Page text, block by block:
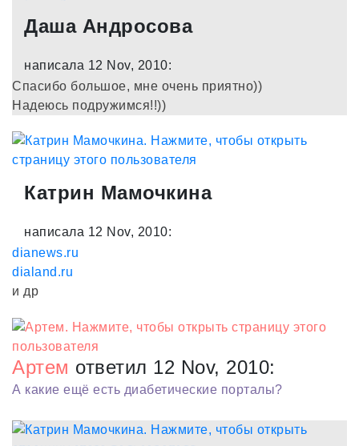
Даша Андросова
написала 12 Nov, 2010:
Спасибо большое, мне очень приятно))
Надеюсь подружимся!!))
Катрин Мамочкина
написала 12 Nov, 2010:
dianews.ru
dialand.ru
и др
Артем ответил 12 Nov, 2010:
А какие ещё есть диабетические порталы?